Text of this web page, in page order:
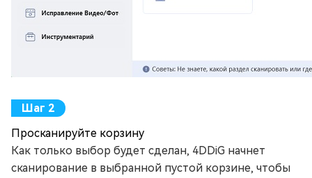
Просканируйте корзину
Как только выбор будет сделан, 4DDiG начнет
сканирование в выбранной пустой корзине, чтобы